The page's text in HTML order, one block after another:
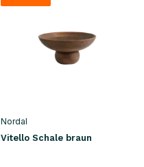
Nordal
Vitello Schale braun